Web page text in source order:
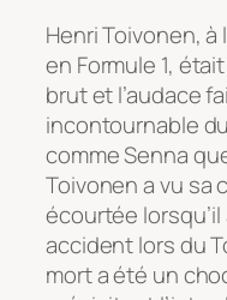
Henri Toivonen, à
en Formule 1,
brut et l’audace
incontournable
comme Senna
Toivonen a vu sa
écourtée
accident lors du
mort a été un